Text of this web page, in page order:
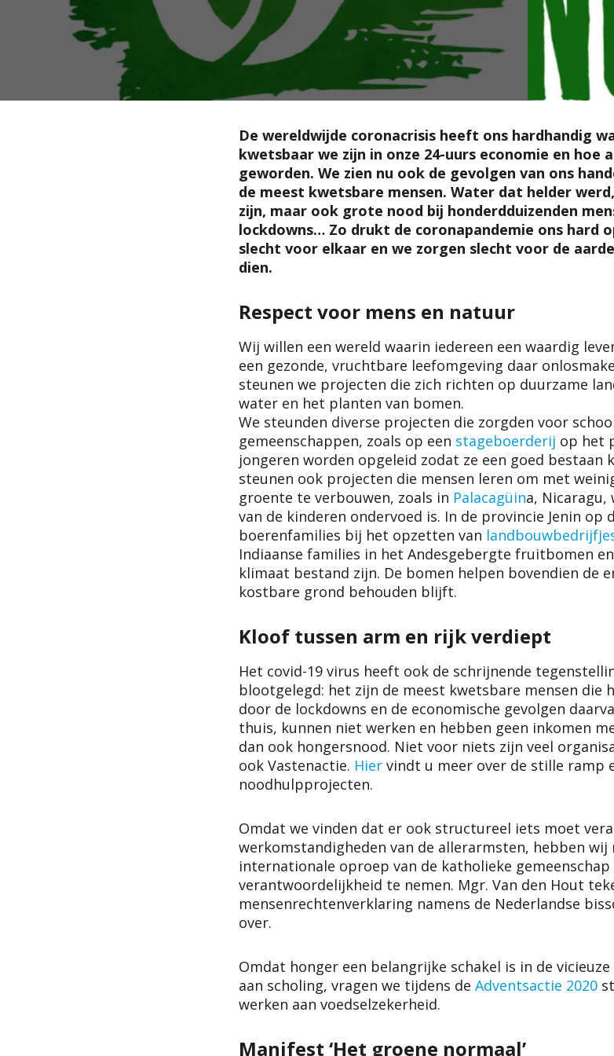
De wereldwijde coronacrisis heeft ons hardhandig
kwetsbaar we zijn in onze 24-uurs economie en hoe
geworden. We zien nu ook de gevolgen van ons
de meest kwetsbare mensen. Water dat helder
zijn, maar ook grote nood bij honderdduizenden
lockdowns… Zo drukt de coronapandemie ons hard
slecht voor elkaar en we zorgen slecht voor de
dien.
Respect voor mens en natuur
Wij willen een wereld waarin iedereen een waardig
een gezonde, vruchtbare leefomgeving daar
steunen we projecten die zich richten op duurzame
water en het planten van bomen.
We steunden diverse projecten die zorgden voor
gemeenschappen, zoals op een stageboerderij op het
jongeren worden opgeleid zodat ze een goed bestaan
steunen ook projecten die mensen leren om met
groente te verbouwen, zoals in Palacagüina, Nicaragu,
van de kinderen ondervoed is. In de provincie Jenin op
boerenfamilies bij het opzetten van
Indiaanse families in het Andesgebergte fruitbomen
klimaat bestand zijn. De bomen helpen bovendien de
kostbare grond behouden blijft.
Kloof tussen arm en rijk verdiept
Het covid-19 virus heeft ook de schrijnende
blootgelegd: het zijn de meest kwetsbare mensen die
door de lockdowns en de economische gevolgen
thuis, kunnen niet werken en hebben geen inkomen
dan ook hongersnood. Niet voor niets zijn veel
ook Vastenactie. Hier vindt u meer over de stille ramp
noodhulpprojecten.
Omdat we vinden dat er ook structureel iets moet
werkomstandigheden van de allerarmsten, hebben wij
internationale oproep van de katholieke
verantwoordelijkheid te nemen. Mgr. Van den Hout
mensenrechtenverklaring namens de Nederlandse
over.
Omdat honger een belangrijke schakel is in de
aan scholing, vragen we tijdens de Adventsactie 2020
werken aan voedselzekerheid.
Manifest ‘Het groene normaal’